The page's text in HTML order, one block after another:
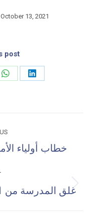
October 13, 2021
post
Share
Share
خطاب أولياء
غلق المدرسة من 31 أكتوبر إلى 4 نوفمبر